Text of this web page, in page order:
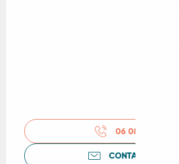
06 08 49 61
CONTACTEZ-NOUS